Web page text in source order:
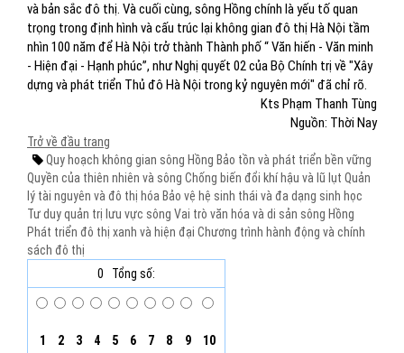
và bản sắc đô thị. Và cuối cùng, sông Hồng chính là yếu tố quan
trọng trong định hình và cấu trúc lại không gian đô thị Hà Nội tầm
nhìn 100 năm để Hà Nội trở thành Thành phố “ Văn hiến - Văn minh
- Hiện đại - Hạnh phúc”, như Nghị quyết 02 của Bộ Chính trị về "Xây
dựng và phát triển Thủ đô Hà Nội trong kỷ nguyên mới" đã chỉ rõ.
Kts Phạm Thanh Tùng
Nguồn: Thời Nay
Trở về đầu trang
Quy hoạch không gian sông Hồng Bảo tồn và phát triển bền vững
Quyền của thiên nhiên và sông Chống biến đổi khí hậu và lũ lụt Quản
lý tài nguyên và đô thị hóa Bảo vệ hệ sinh thái và đa dạng sinh học
Tư duy quản trị lưu vực sông Vai trò văn hóa và di sản sông Hồng
Phát triển đô thị xanh và hiện đại Chương trình hành động và chính
sách đô thị
0
Tổng số:
1 2 3 4 5 6 7 8 9 10